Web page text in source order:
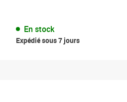
En stock
Expédié sous 7 jours